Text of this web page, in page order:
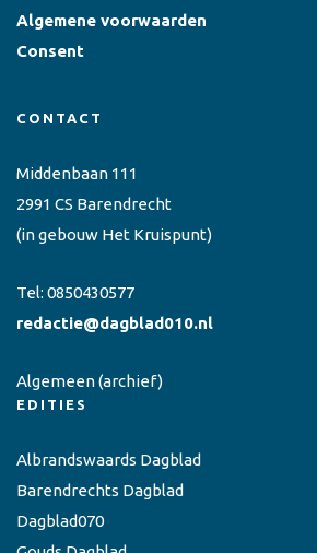
Algemene voorwaarden
Consent
CONTACT
Middenbaan 111
2991 CS Barendrecht
(in gebouw Het Kruispunt)
Tel: 0850430577
redactie@dagblad010.nl
Algemeen(archief)
EDITIES
Albrandswaards Dagblad
Barendrechts Dagblad
Dagblad070